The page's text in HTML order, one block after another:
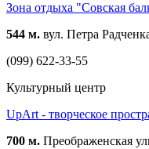
Зона отдыха "Совская
544 м. вул. Петра
(099) 622-33-55
Культурный центр
UpArt - творческое
700 м. Преображенская